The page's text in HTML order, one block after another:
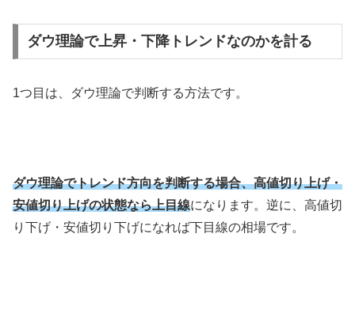
ダウ理論で上昇・下降トレンドなのかを計る
1つ目は、ダウ理論で判断する方法です。
ダウ理論でトレンド方向を判断する場合、高値切り上げ・
安値切り上げの状態なら上目線になります。逆に、高値切
り下げ・安値切り下げになれば下目線の相場です。